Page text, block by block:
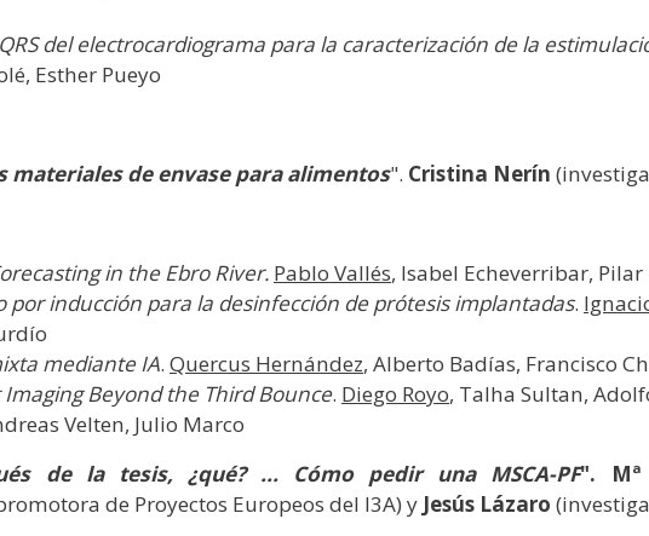
del electrocardiograma para la caracterización de la
Esther Pueyo
materiales de envase para alimentos". Cristina Nerín
in the Ebro River. Pablo Vallés, Isabel Echeverribar,
inducción para la desinfección de prótesis implantadas.
mediante IA. Quercus Hernández, Alberto Badías, Francisco
Beyond the Third Bounce. Diego Royo, Talha Sultan,
Velten, Julio Marco
de la tesis, ¿qué? ... Cómo pedir una MSCA-PF". Mª
de Proyectos Europeos del I3A) y Jesús Lázaro